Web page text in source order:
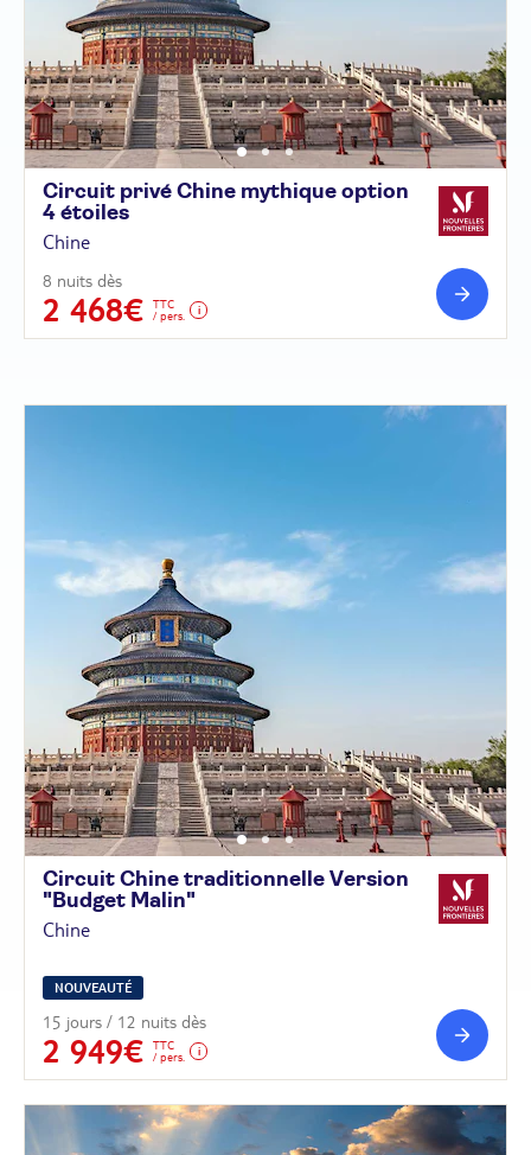
Circuit privé Chine mythique option
4 étoiles
Chine
8 nuits dès
2 468€
TTC
/ pers.
Circuit Chine traditionnelle Version
"Budget Malin"
Chine
NOUVEAUTÉ
15 jours / 12 nuits dès
2 949€
TTC
/ pers.